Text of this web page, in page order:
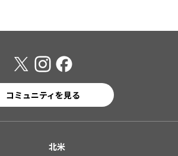
コミュニティを見る
北米